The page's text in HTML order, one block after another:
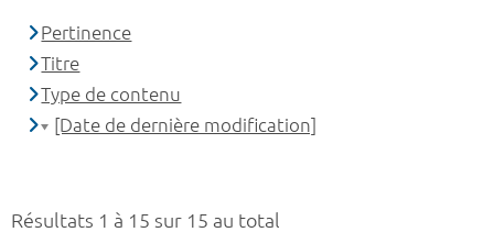
Résultats 1 à 15 sur 15 au total
Pertinence
Titre
Type de contenu
[Date de dernière modification]